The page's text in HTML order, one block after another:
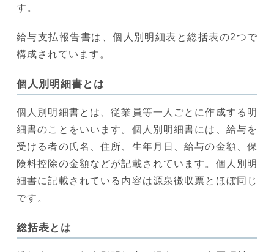
す。
給与支払報告書は、個人別明細表と総括表の2つで
構成されています。
個人別明細書とは
個人別明細書とは、従業員等一人ごとに作成する明
細書のことをいいます。個人別明細書には、給与を
受ける者の氏名、住所、生年月日、給与の金額、保
険料控除の金額などが記載されています。個人別明
細書に記載されている内容は源泉徴収票とほぼ同じ
です。
総括表とは